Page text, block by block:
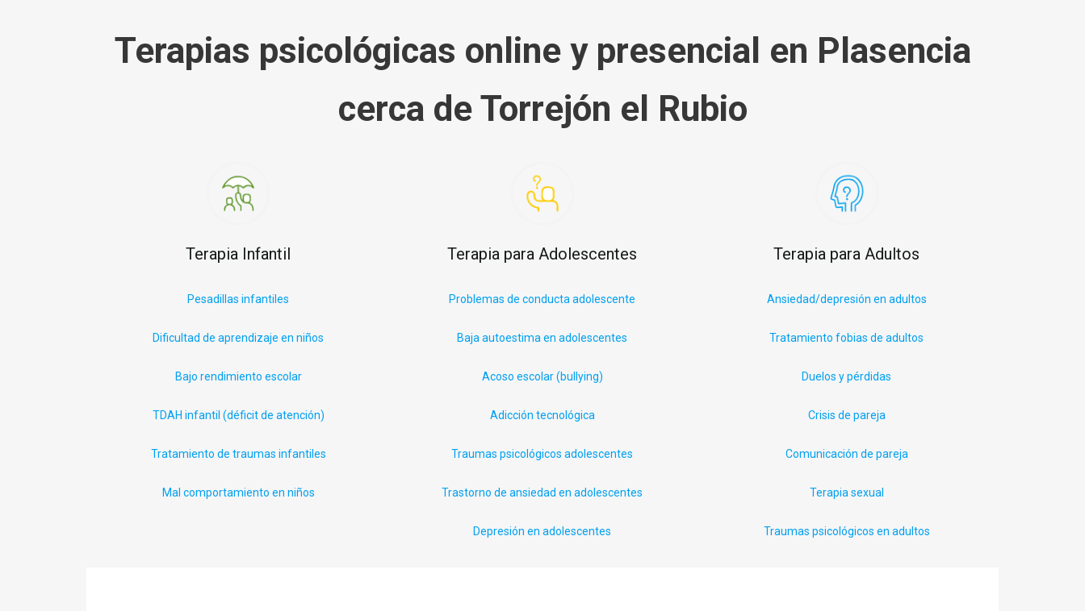
Terapias psicológicas online y presencial en Plasencia
cerca de Torrejón el Rubio
Terapia Infantil
Pesadillas infantiles
Dificultad de aprendizaje en niños
Bajo rendimiento escolar
TDAH infantil (déficitde atención)
Tratamiento de traumas infantiles
Mal comportamiento en niños
Terapia para Adolescentes
Problemas de conducta adolescente
Baja autoestima en adolescentes
Acoso escolar (bullying)
Adicción tecnológica
Traumas psicológicos adolescentes
Trastorno de ansiedad en adolescentes
Depresión en adolescentes
Terapia para Adultos
Ansiedad/depresión en adultos
Tratamiento fobias de adultos
Duelos y pérdidas
Crisis de pareja
Comunicación de pareja
Terapia sexual
Traumas psicológicos en adultos